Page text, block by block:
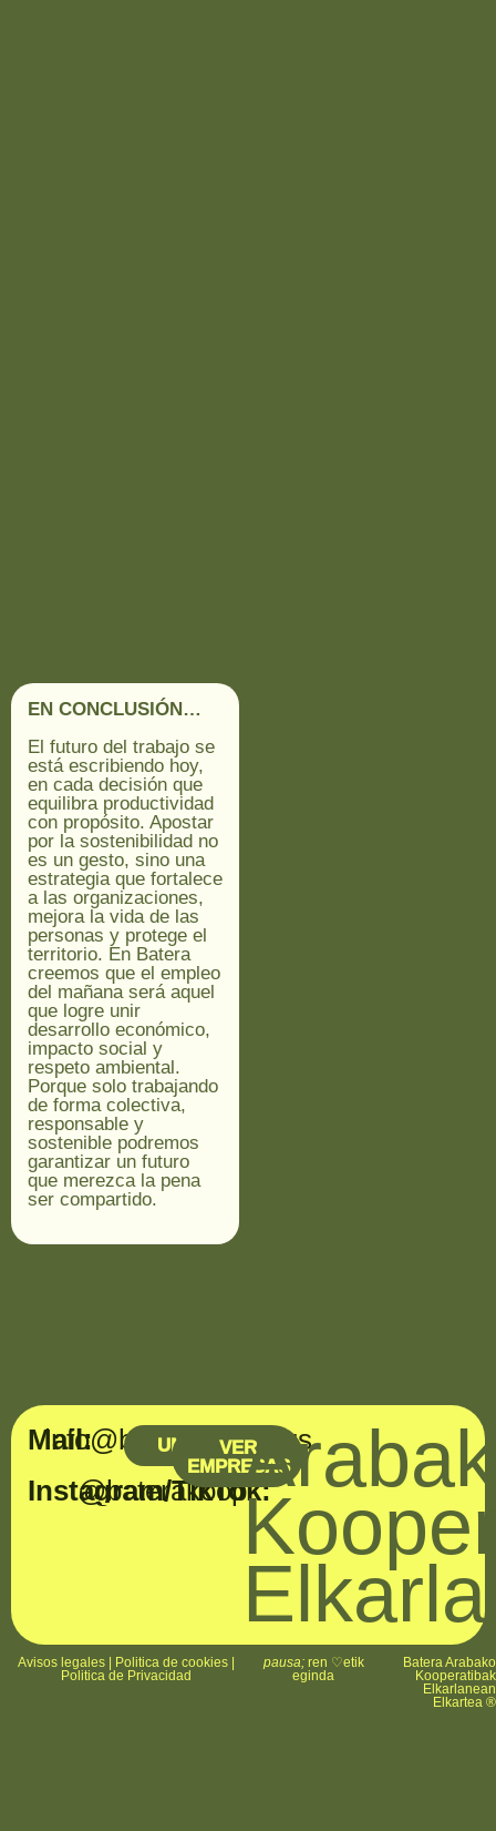
EN CONCLUSIÓN…
El futuro del trabajo se
está escribiendo hoy,
en cada decisión que
equilibra productividad
con propósito. Apostar
por la sostenibilidad no
es un gesto, sino una
estrategia que fortalece
a las organizaciones,
mejora la vida de las
personas y protege el
territorio. En Batera
creemos que el empleo
del mañana será aquel
que logre unir
desarrollo económico,
impacto social y
respeto ambiental.
Porque solo trabajando
de forma colectiva,
responsable y
sostenible podremos
garantizar un futuro
que merezca la pena
ser compartido.
Mail:
info@baterakoop.eus
Instagram/TikTok:
@baterakoop
UNIRMEVER
EMPRESAS
Avisos legales Politica de cookies
Politica de Privacidad
pausa;ren ♡etik
eginda
Batera Arabako
Kooperatibak
Elkarlanean
Elkartea ®